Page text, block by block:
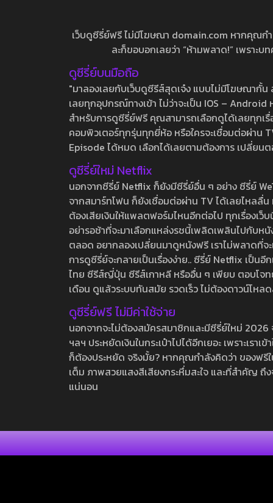
เว็บดูซีรี่ย์ฟรี ไม่มีโฆษณา domain.com หากคุณก
ละก็ขอบอกเลยว่า “ห้ามพลาด!” เพราะ
ดูซีรี่ย์บนมือถือ
"มาลองเลยกับเว็บดูซีรีส์สุดเจ๋ง แบบไม่มีโฆษณากั้
เลยทุกอุปกรณ์ทางเข้า ไม่ว่าจะเป็น IOS –
สำหรับการดูซีรี่ย์ฟรี คุณสามารถเลือกดูได้เลยทุกเ
คอมพิวเตอร์ทุกรุ่นทุกยี่ห้อ หรือใครจะเชื่อมต่อผ่าน
Episode ได้หมด เลือกได้เลยตามต้องการ เปลี่ยน
ดูซีรี่ย์ใหม่ Netflix
นอกจากซีรี่ย์ Netflix ก็ยังมีซีรี่ย์อื่น ๆ อย่าง ซีรี่ย์
จากสมาร์ทโฟน ก็ยังเชื่อมต่อผ่าน TV ได้เลยไหลลื่
ต้องเสียเงินให้แพลตฟอร์มไหนอีกต่อไป ทุกเรื่องเว็
อย่ารอช้าที่จะมาเลือกแหล่งรชนี้เพลิดเพลินไปกับห
ตลอด อยากลองเปลี่ยนมาดูหนังฟรี เราไม่พลาดที่
การดูซีรี่ย์จะกลายเป็นเรื่องง่าย.. ซีรี่ย์ Netflix เป็น
ไทย ซีรีส์ญี่ปุ่น ซีรีส์เกาหลี หรืออื่น ๆ เพียบ ตอบโจท
เดือน ดูแล้วระบบทันสมัย รวดเร็ว ไม่ต้องดาวน์โห
ดูซีรี่ย์ฟรี ไม่มีค่าใช้จ่าย
นอกจากจะไม่ต้องสมัครสมาชิกและมีซีรี่ย์ใหม่
ฯลฯ ประหยัดเงินในกระเป๋าไปได้อีกเยอะ เพราะเร
ก็ต้องประหยัด จริงมั้ย? หากคุณกำลังคิดว่า ของฟ
เต็ม ภาพสวยแสงสีเสียงกระหึ่มสะใจ และที่สำคัญ
แน่นอน